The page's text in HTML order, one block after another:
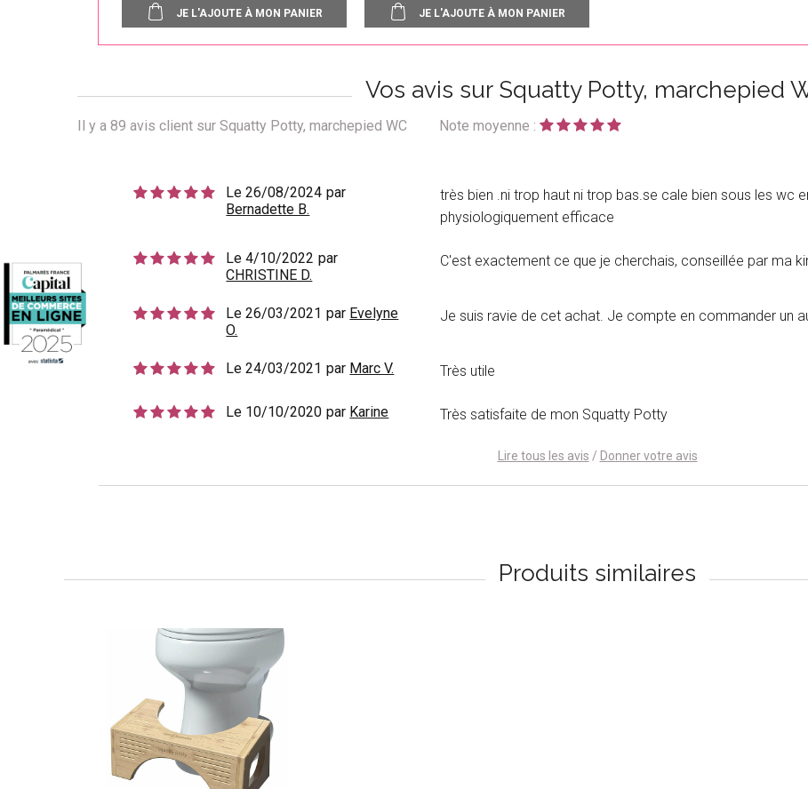
JE L'AJOUTE À MON PANIER JE L'AJOUTE À MON PANIER
Vos avis sur Squatty Potty, marchepied
Il y a 89 avis client sur Squatty Potty, marchepied WC Note moyenne :
Le 26/08/2024 par
Bernadette B.
très bien .ni trop haut ni trop bas.se cale bien sous les wc
physiologiquement efficace
Le 4/10/2022 par
CHRISTINE D.
C'est exactement ce que je cherchais, conseillée par ma
Le 26/03/2021 par Evelyne
O.
Je suis ravie de cet achat. Je compte en commander un
Le 24/03/2021 par Marc V. Très utile
Le 10/10/2020 par Karine Très satisfaite de mon Squatty Potty
Lire tous les avis / Donner votre avis
Produits similaires